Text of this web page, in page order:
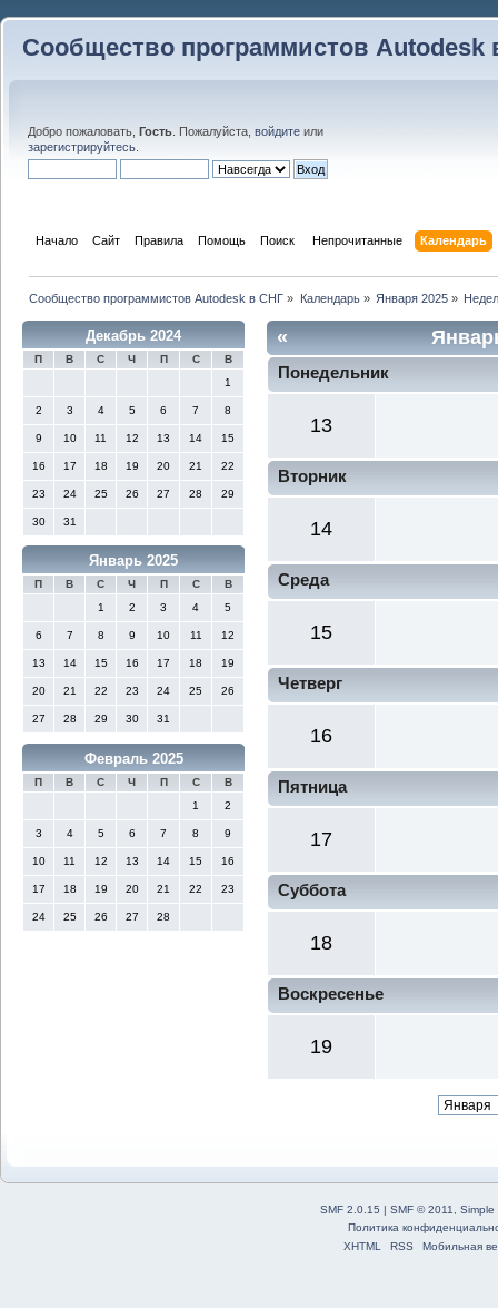
Сообщество программистов Autodesk
Добро пожаловать, Гость . Пожалуйста, войдите или
зарегистрируйтесь
Начало Сайт Правила Помощь Поиск Непрочитанные Календарь
Сообщество программистов Autodesk в СНГ » Календарь» Января 2025»
Декабрь 2024
П В С Ч П С
В
1
2 3 4 5 6 7 8
9 10 11 12 13 14 15
16 17 18 19 20 21 22
23 24 25 26 27 28 29
30 31
Январь 2025
П В С Ч П С
В
1
2 3 4 5
6 7 8 9 10 11 12
13 14 15 16 17 18 19
20 21 22 23 24 25 26
27 28 29 30 31
Февраль 2025
П В С Ч П С
В
1
2
3 4 5 6 7 8 9
10 11 12 13 14 15 16
17 18 19 20 21 22 23
24 25 26 27 28
«
Понедельник
13
Вторник
14
Среда
15
Четверг
16
Пятница
17
Суббота
18
Воскресенье
19
SMF 2.0.15 | SMF © 2011, Simple
Политика
XHTML
RSS Мобильная